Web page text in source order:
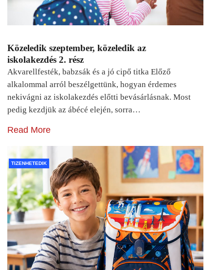
Közeledik szeptember, közeledik az
iskolakezdés 2. rész
Akvarellfesték, babzsák és a jó cipő titka Előző
alkalommal arról beszélgettünk, hogyan érdemes
nekivágni az iskolakezdés előtti bevásárlásnak. Most
pedig kezdjük az ábécé elején, sorra…
Read More
TIZENHETEDIK